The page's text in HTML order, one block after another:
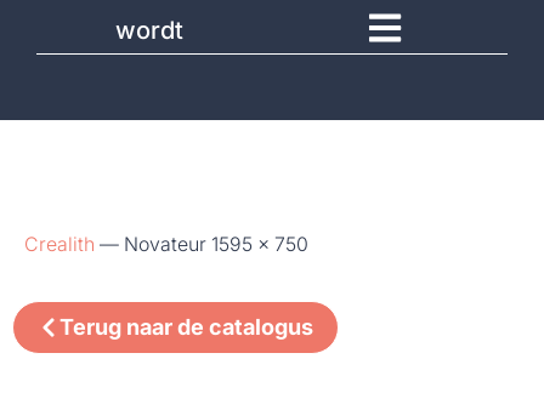
wordt
Crealith — Novateur 1595 x 750
Terug naar de catalogus